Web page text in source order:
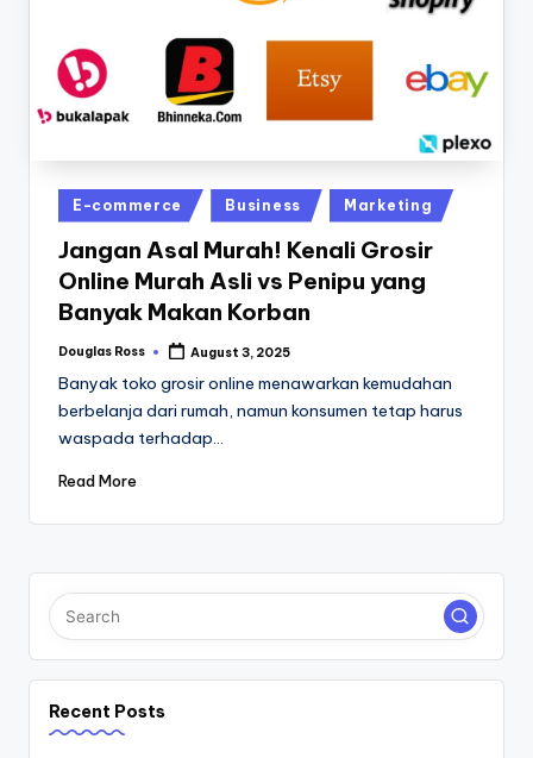
Posted
in
E-commerce Business Marketing
Jangan Asal Murah! Kenali Grosir
Online Murah Asli vs Penipu yang
Banyak Makan Korban
Posted
Douglas Ross August 3, 2025
Banyak toko grosir online menawarkan kemudahan
berbelanja dari rumah, namun konsumen tetap harus
waspada terhadap…
Read More
Recent Posts